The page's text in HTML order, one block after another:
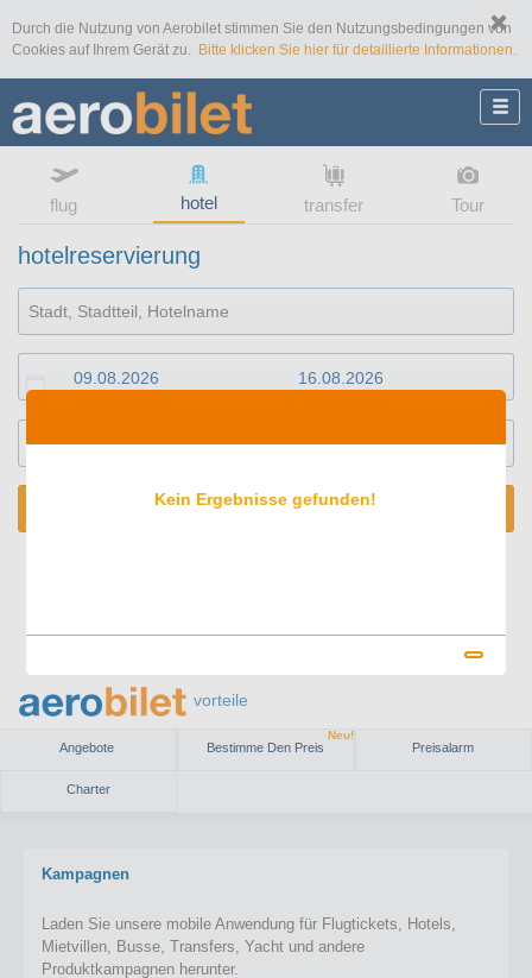
Durch die Nutzung von Aerobilet stimmen Sie den Nutzungsbedingungen von
Cookies auf Ihrem Gerät zu.
Bitte klicken Sie hier für detaillierte Informationen.
flug hotel transfer Tour
hotelreservierung
1 Zimmer 2 Erwachsene(r)
SUCHEN
vorteile
Angebote Bestimme Den Preis
Neu!
Preisalarm
Charter
Kampagnen
Laden Sie unsere mobile Anwendung für Flugtickets, Hotels,
Mietvillen, Busse, Transfers, Yacht und andere
Produktkampagnen herunter.
Kein Ergebnisse gefunden!